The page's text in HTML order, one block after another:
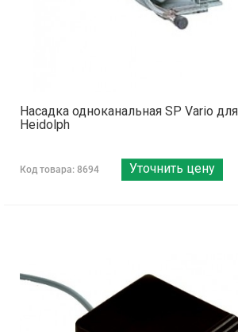
Насадка одноканальная SP Vario
Heidolph
Код товара: 8694 Уточнить цену